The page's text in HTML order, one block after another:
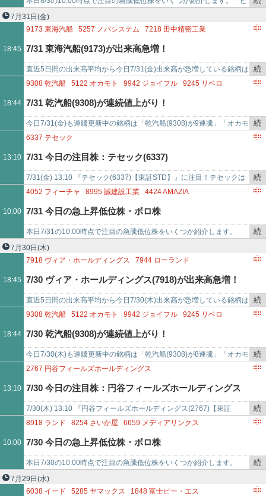
ープラッツ(4381) - 値上がり率は+20%超え」「クボテック(7709)…
を
で
7月31日 (金)
18:45
9173 東海汽船 5257 ノバシステム 7218 田中精密工業
あんしん保証
サニーサイドアップグループ
シーユーシー 1438岐阜造園 2130
7740タムロン
7/31 東海汽船(9173)が出来高急増！
直近5日間の出来高平均から今日7/31(金)出来高が急増している銘柄は
「東海汽船(9173)が出来高平均比22.000倍」「ノバシステム(5257)…
続
き
事
で
18:44
9308 乾汽船 5122 オカモト 9942 ジョイフル 9245 リベロ
さいか屋
インバウンドプラットフォーム
メイホーホールディングス 6042
ニッキ
7575日本ライフライン 3791IGポート
7/31 乾汽船(9308)が連続値上がり！
今日7/31(金)も連騰更新中の銘柄は「乾汽船(9308)が9連騰」「オカモ
ト(5122)が9連騰」「ジョイフル(9942)が9連騰」「リベロ(92…
続
き
事
で
13:10
6337 テセック
7/31 今日の注目株：テセック(6337)
7/31(金) 13:10 『テセック(6337)【東証STD】』に注目！テセックは
今日現在、上昇中。このまま現在の株価で終了すると、7/29(水)…
続
き
事
10:00
4052 フィーチャ 8995 誠建設工業 4424AMAZIA
ジェイ・イー・ティ 6840
AKIBAホールディングス
松尾電機 3103 ユニチカ 5381
マイポックス
6666リバーエレテック 5698エンビプロ・ホールディングス
7/31 今日の急上昇低位株・ボロ株
本日7/31の10:00時点で注目の急騰低位株をいくつか紹介します。
「フィーチャ(4052) - 値上がり率は+30%超え」「誠建設工業(8995)
…
続
を
で
7月30日 (木)
18:45
7918 ヴィア・ホールディングス 7944 ローランド
フューチャー 東洋シヤッター
ニッキ
AIRMAN 7771 日本精密 8977 阪急阪神リート投資法人
7/30 ヴィア・ホールディングス(7918)が出来高急増！
直近5日間の出来高平均から今日7/30(木)出来高が急増している銘柄は
「ヴィア・ホールディングス(7918)が出来高平均比37.470倍」「Ｓｃ
続
き
事
で
18:44
9308 乾汽船 5122 オカモト 9942 ジョイフル 9245 リベロ
ビーアンドピー 2767 円谷フィールズホールディングス
さいか屋 8136サンリオ 3659 ネクソン
5587インバウンドプラットフォーム
7/30 乾汽船(9308)が連続値上がり！
今日7/30(木)も連騰更新中の銘柄は「乾汽船(9308)が8連騰」「オカモ
ト(5122)が8連騰」「ジョイフル(9942)が8連騰」「リベロ(92…
続
き
事
で
13:10
2767 円谷フィールズホールディングス
7/30 今日の注目株：円谷フィールズホールディングス
(2767)
7/30(木) 13:10 『円谷フィールズホールディングス(2767)【東証
PRM】』に注目！円谷フィールズホールディングスは今日現在、上昇
続
き
事
10:00
8918 ランド 8254 さいか屋 6659 メディアリンクス
アーキテクツ・スタジオ・ジャパン
トレードワークス 4424 AMAZIA
7/30 今日の急上昇低位株・ボロ株
本日7/30の10:00時点で注目の急騰低位株をいくつか紹介します。
「ランド(8918) - 値上がり率は+10%超え」「アストロスケールホー
ルディ…
続
を
7月29日 (水)
6038 イード 5285 ヤマックス 1848 富士ピー・エス